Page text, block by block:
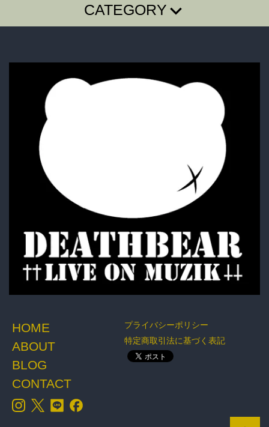
CATEGORY
T-SHIRTS LONG SLEEVE T
ACCESSORY
HOME
ABOUT
BLOG
CONTACT
プライバシーポリシー
特定商取引法に基づく表記